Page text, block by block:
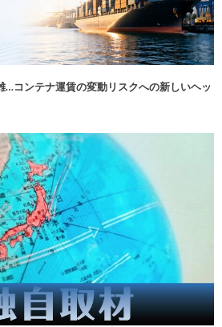
…コンテナ運賃の変動リスクへの新しいヘッ